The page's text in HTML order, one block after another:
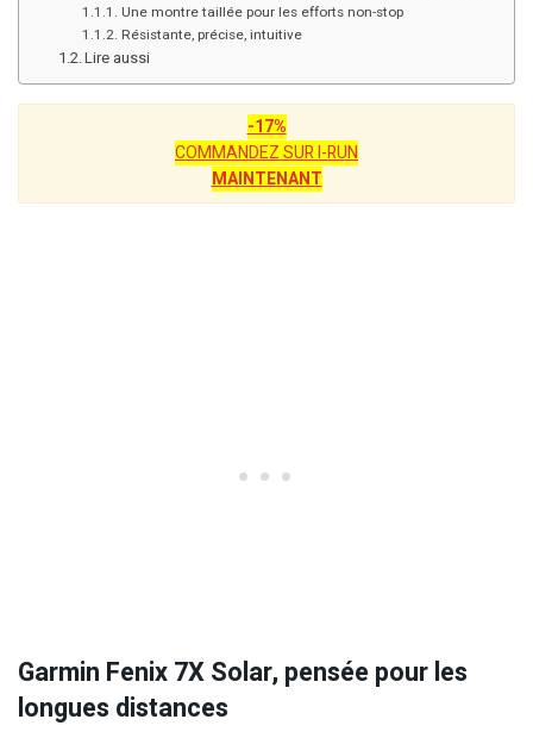
Une montre taillée pour les efforts non-stop
Résistante, précise, intuitive
Lire aussi
-17%
COMMANDEZ SUR I-RUN
MAINTENANT
Garmin Fenix 7X Solar, pensée pour les
longues distances